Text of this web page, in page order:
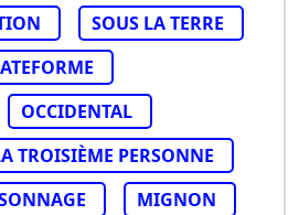
SOUS LA TERRE
OCCIDENTAL
TROISIÈME PERSONNE
MIGNON